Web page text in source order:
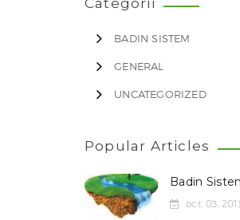
Categorii
BADIN SISTEM
GENERAL
UNCATEGORIZED
Popular Articles
Badin
oct. 03,